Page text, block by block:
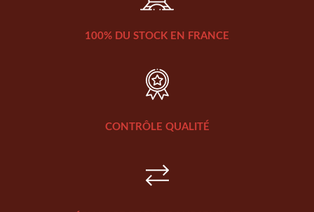
100% DU STOCK EN FRANCE
CONTRÔLE QUALITÉ